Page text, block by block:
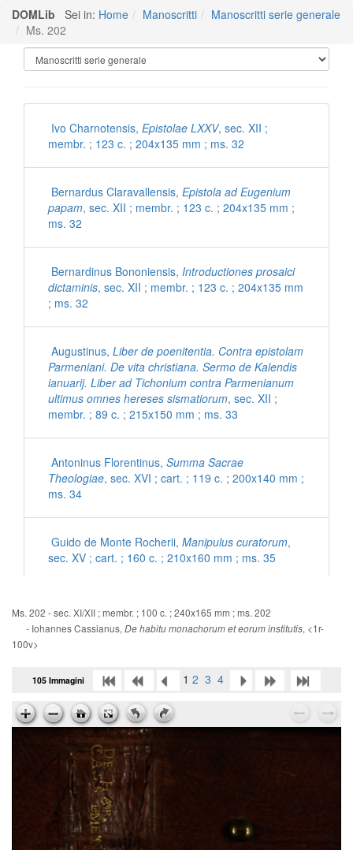
DOMLib Sei in: Home Manoscritti
Manoscritti serie generale
Ms. 202
Manoscritti Polironiani
Ivo Charnotensis, Epistolae LXXV, sec. XII ;
membr. ; 123 c. ; 204x135 mm ; ms. 32
Bernardus Claravallensis, Epistola ad Eugenium
papam, sec. XII ; membr. ; 123 c. ; 204x135 mm ;
ms. 32
Bernardinus Bononiensis, Introductiones prosaici
dictaminis, sec. XII ; membr. ; 123 c. ; 204x135 mm
; ms. 32
Augustinus, Liber de poenitentia. Contra epistolam
Parmeniani. De vita christiana. Sermo de Kalendis
ianuarij. Liber ad Tichonium contra Parmenianum
ultimus omnes hereses sismatiorum, sec. XII ;
membr. ; 89 c. ; 215x150 mm ; ms. 33
Antoninus Florentinus, Summa Sacrae
Theologiae, sec. XVI ; cart. ; 119 c. ; 200x140 mm ;
ms. 34
Guido de Monte Rocherii, Manipulus curatorum,
sec. XV ; cart. ; 160 c. ; 210x160 mm ; ms. 35
[Inni con commenti latini] , sec. XV ; cart. ; 56 c. ;
200x140 mm ; ms. 36
ad Damasum , sec. XV ; cart. ; 95 c. ; 195x135 mm
; ms. 37
Ps. Augustinus,Epistola ad Cyrillum episcopum
Jerosolimitanum, de laudibus beati Hyeronymi
XV ; cart. ; 95 c. ; 195x135 mm ; ms. 37
Ps. Cyrillus,Epistola ad beatum Augustinum de
miraculis Heronymi , sec. XV ; cart. ; 95 c. ;
Ms. 202 - sec. XI/XII ; membr. ; 100 c. ; 240x165 mm ; ms. 202
- Iohannes Cassianus, De habitu monachorum et eorum institutis, <1r-
100v>
105 Immagini 1 2 3 4